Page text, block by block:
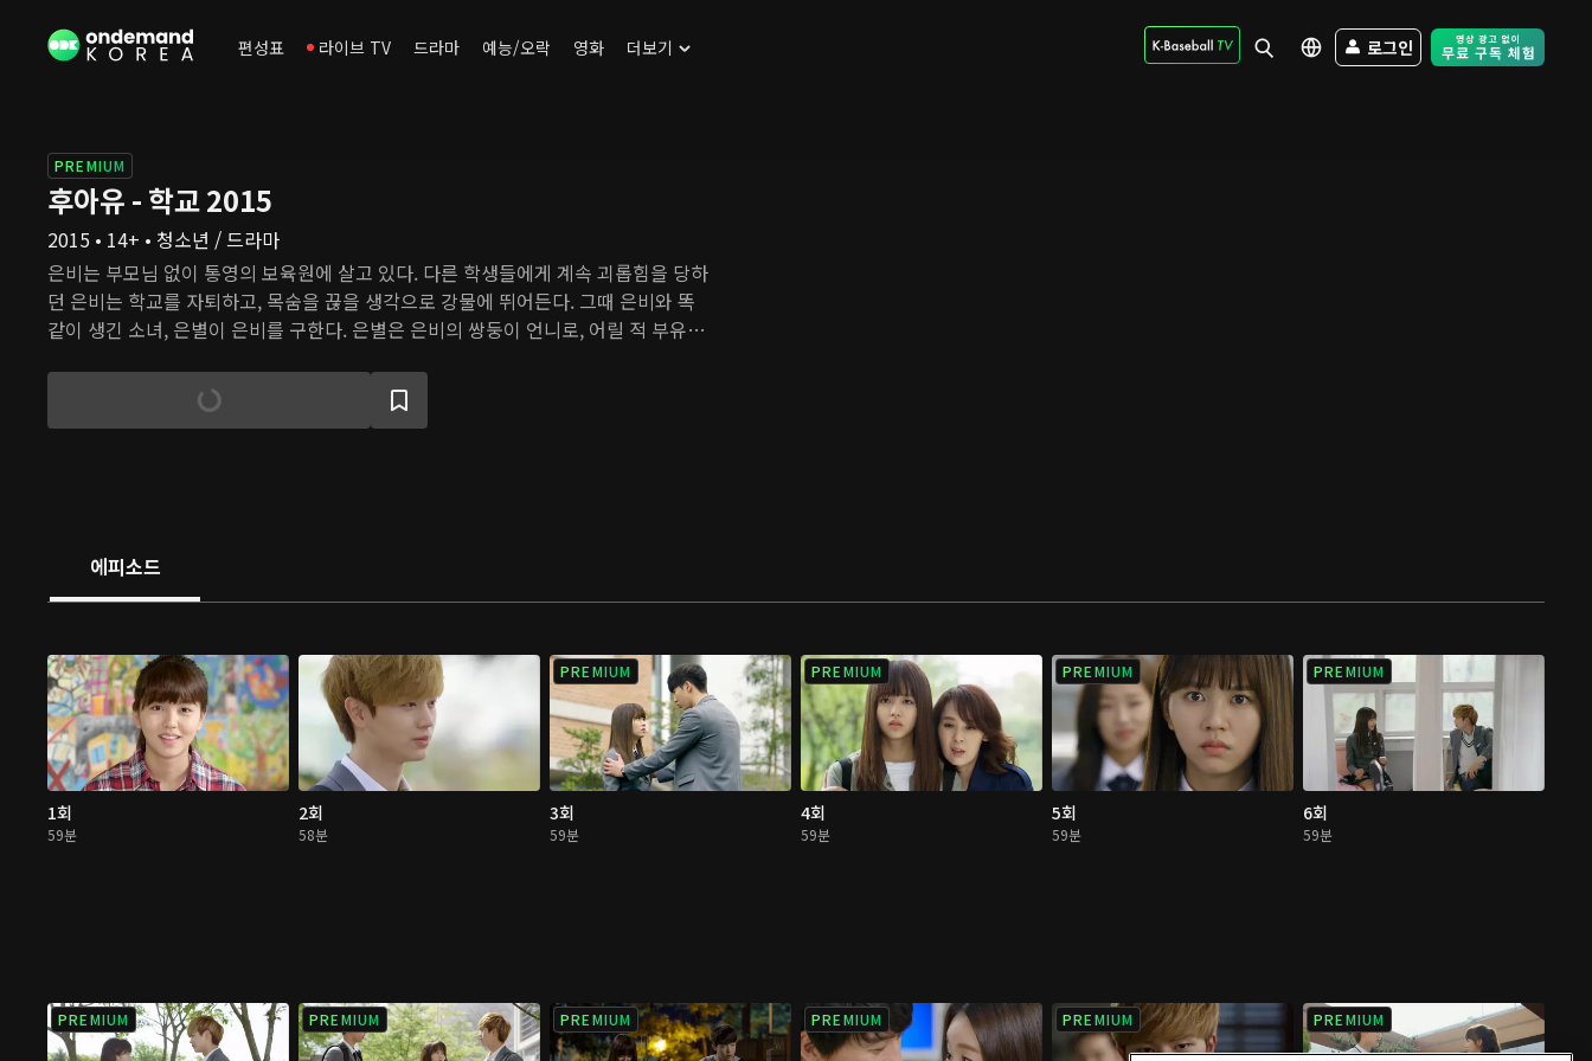
편성표 라이브 TV 드라마 예능/오락 영화 더보기 로그인 Free Trial -
PREMIUM
후아유 - 학교 2015
2015 • 14+ • 청소년 / 드라마
은비는 부모님 없이 통영의 보육원에 살고 있다. 다른 학생들에게 계속 괴롭힘을 당하
던 은비는 학교를 자퇴하고, 목숨을 끊을 생각으로 강물에 뛰어든다. 그때 은비와 똑
같이 생긴 소녀, 은별이 은비를 구한다. 은별은 은비의 쌍둥이 언니로, 어릴 적 부유한
는다. 설상가상 은비는 갑자기 사라진다. 은별을 찾기 위해 통영에 온 은별의 어머니
미경은 은비를 은별로 착각하고, 아무것도 기억하지 못하는 은비는 그때부터 은별의
에피소드
1회
59분
2회
58분
PREMIUM
3회
59분
PREMIUM
4회
59분
PREMIUM
5회
59분
PREMIUM
6회
59분
PREMIUM PREMIUM PREMIUM PREMIUM PREMIUM PREMIUM